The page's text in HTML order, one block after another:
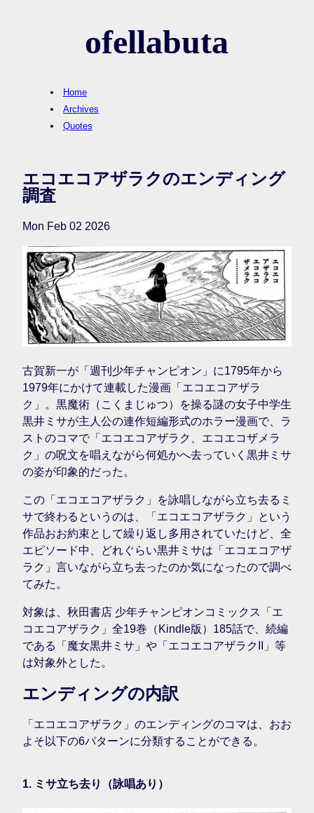
ofellabuta
Home
Archives
Quotes
エコエコアザラクのエンディング
調査
Mon Feb 02 2026
古賀新一が「週刊少年チャンピオン」に1795年から
1979年にかけて連載した漫画「エコエコアザラ
ク」。黒魔術（こくまじゅつ）を操る謎の女子中学生
黒井ミサが主人公の連作短編形式のホラー漫画で、ラ
ストのコマで「エコエコアザラク、エコエコザメラ
ク」の呪文を唱えながら何処かへ去っていく黒井ミサ
の姿が印象的だった。
この「エコエコアザラク」を詠唱しながら立ち去るミ
サで終わるというのは、「エコエコアザラク」という
作品おお約束として繰り返し多用されていたけど、全
エピソード中、どれぐらい黒井ミサは「エコエコアザ
ラク」言いながら立ち去ったのか気になったので調べ
てみた。
対象は、秋田書店 少年チャンピオンコミックス「エ
コエコアザラク」全19巻（Kindle版）185話で、続編
である「魔女黒井ミサ」や「エコエコアザラクII」等
は対象外とした。
エンディングの内訳
「エコエコアザラク」のエンディングのコマは、おお
よそ以下の6パターンに分類することができる。
1. ミサ立ち去り（詠唱あり）